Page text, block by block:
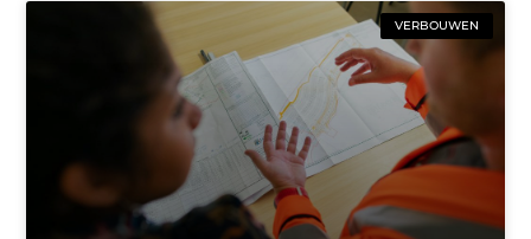
VERBOUWEN